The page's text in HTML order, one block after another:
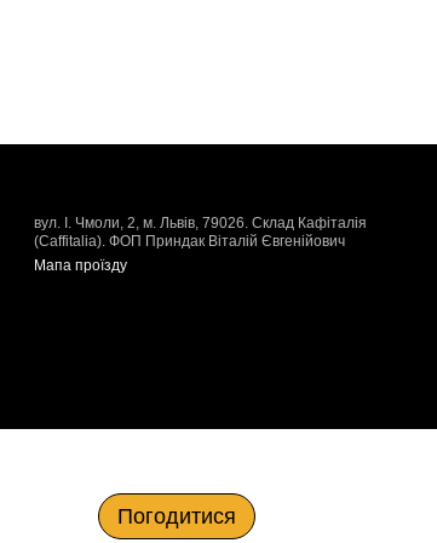
вул. І. Чмоли, 2, м. Львів, 79026. Склад Кафіталія
(Caffitalia). ФОП Приндак Віталій Євгенійович
Мапа проїзду
Погодитися